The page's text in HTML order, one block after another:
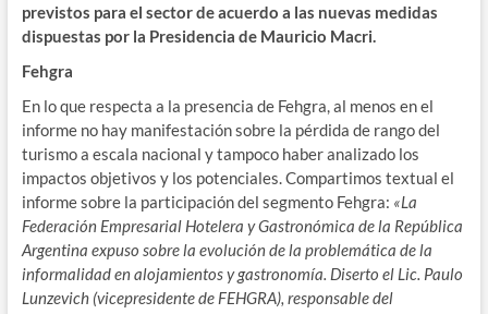
previstos para el sector de acuerdo a las nuevas medidas
dispuestas por la Presidencia de Mauricio Macri.
Fehgra
En lo que respecta a la presencia de Fehgra, al menos en el
informe no hay manifestación sobre la pérdida de rango del
turismo a escala nacional y tampoco haber analizado los
impactos objetivos y los potenciales. Compartimos textual el
informe sobre la participación del segmento Fehgra: «La
Federación Empresarial Hotelera y Gastronómica de la República
Argentina expuso sobre la evolución de la problemática de la
informalidad en alojamientos y gastronomía. Diserto el Lic. Paulo
Lunzevich (vicepresidente de FEHGRA), responsable del